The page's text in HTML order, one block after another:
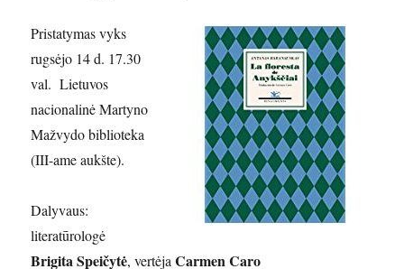
Pristatymas vyks
rugsėjo 14 d. 17.30
val. Lietuvos
nacionalinė Martyno
Mažvydo biblioteka
(III-ame aukšte).
Dalyvaus:
literatūrologė
Brigita Speičytė, vertėjaCarmen Caro